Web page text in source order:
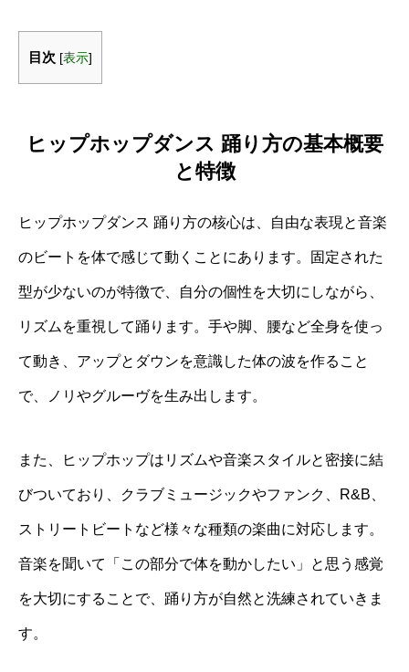
目次 [表示]
ヒップホップダンス 踊り方の基本概要
と特徴
ヒップホップダンス 踊り方の核心は、自由な表現と音楽
のビートを体で感じて動くことにあります。固定された
型が少ないのが特徴で、自分の個性を大切にしながら、
リズムを重視して踊ります。手や脚、腰など全身を使っ
て動き、アップとダウンを意識した体の波を作ること
で、ノリやグルーヴを生み出します。
また、ヒップホップはリズムや音楽スタイルと密接に結
びついており、クラブミュージックやファンク、R&B、
ストリートビートなど様々な種類の楽曲に対応します。
音楽を聞いて「この部分で体を動かしたい」と思う感覚
を大切にすることで、踊り方が自然と洗練されていきま
す。